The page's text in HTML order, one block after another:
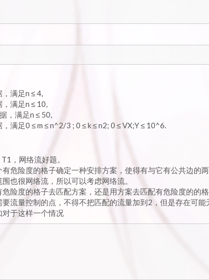
满足n ≤ 4,
满足n ≤ 10,
，满足n ≤ 50,
满足0 ≤ m ≤ n^2/3 ; 0 ≤ k ≤ n2; 0 ≤ VX;Y ≤ 10^6.
，网络流好题。
危险度的格子确定一种安排方案，使得有与它有公共边的
也很网络流，所以可以考虑网络流。
险度的格子去匹配方案，还是用方案去匹配有危险度的的
流量控制的点，不得不把匹配的流量加到2，但是存在可能
于这样一个情况